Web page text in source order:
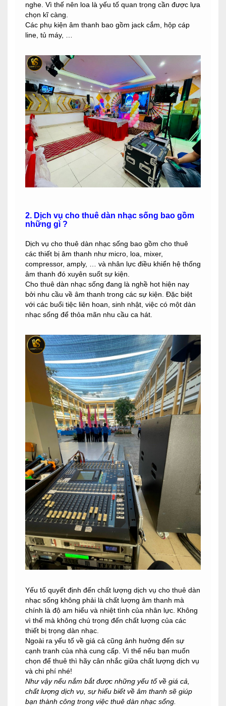
nghe. Vì thế nên loa là yếu tố quan trọng cần được lựa
chọn kĩ càng.
Các phụ kiện âm thanh bao gồm jack cắm, hộp cáp
line, tủ máy, …
2. Dịch vụ cho thuê dàn nhạc sống bao gồm
những gì ?
Dịch vụ cho thuê dàn nhạc sống bao gồm cho thuê
các thiết bị âm thanh như micro, loa, mixer,
compressor, amply, … và nhân lực điều khiển hệ thống
âm thanh đó xuyên suốt sự kiện.
Cho thuê dàn nhạc sống đang là nghề hot hiện nay
bởi nhu cầu về âm thanh trong các sự kiện. Đặc biệt
với các buổi tiệc liên hoan, sinh nhật, việc có một dàn
nhạc sống để thỏa mãn nhu cầu ca hát.
Yếu tố quyết định đến chất lượng dịch vụ cho thuê dàn
nhạc sống không phải là chất lượng âm thanh mà
chính là độ am hiểu và nhiệt tình của nhân lực. Không
vì thế mà không chú trọng đến chất lượng của các
thiết bị trọng dàn nhạc.
Ngoài ra yếu tố về giá cả cũng ảnh hưởng đến sự
cạnh tranh của nhà cung cấp. Vì thế nếu bạn muốn
chọn để thuê thì hãy cân nhắc giữa chất lượng dịch vụ
và chi phí nhé!
Như vậy nếu nắm bắt được những yếu tố về giá cả,
chất lượng dịch vụ, sự hiểu biết về âm thanh sẽ giúp
bạn thành công trong việc thuê dàn nhạc sống.